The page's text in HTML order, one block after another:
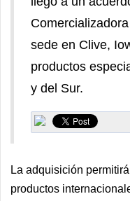
sede en Clive,
productos
y del Sur.
La adquisición
productos